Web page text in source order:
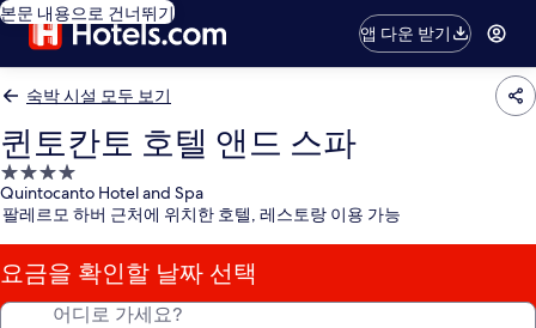
본문 내용으로 건너뛰기
앱 다운 받기
숙박 시설 모두 보기
퀸토칸토 호텔 앤드 스파
4.0
성
급
숙
박
시
Quintocanto Hotel and Spa
팔레르모 하버 근처에 위치한 호텔, 레스토랑 이용 가능
요금을 확인할 날짜 선택
어디로 가세요?